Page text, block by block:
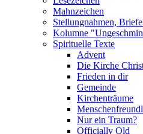
Mahnzeichen
Stellungnahmen,
Kolumne
Spirituelle Texte
Advent
Die Kirche
Frieden in dir
Gemeinde
Kirchenträume
Nur ein Traum?
Officially Old